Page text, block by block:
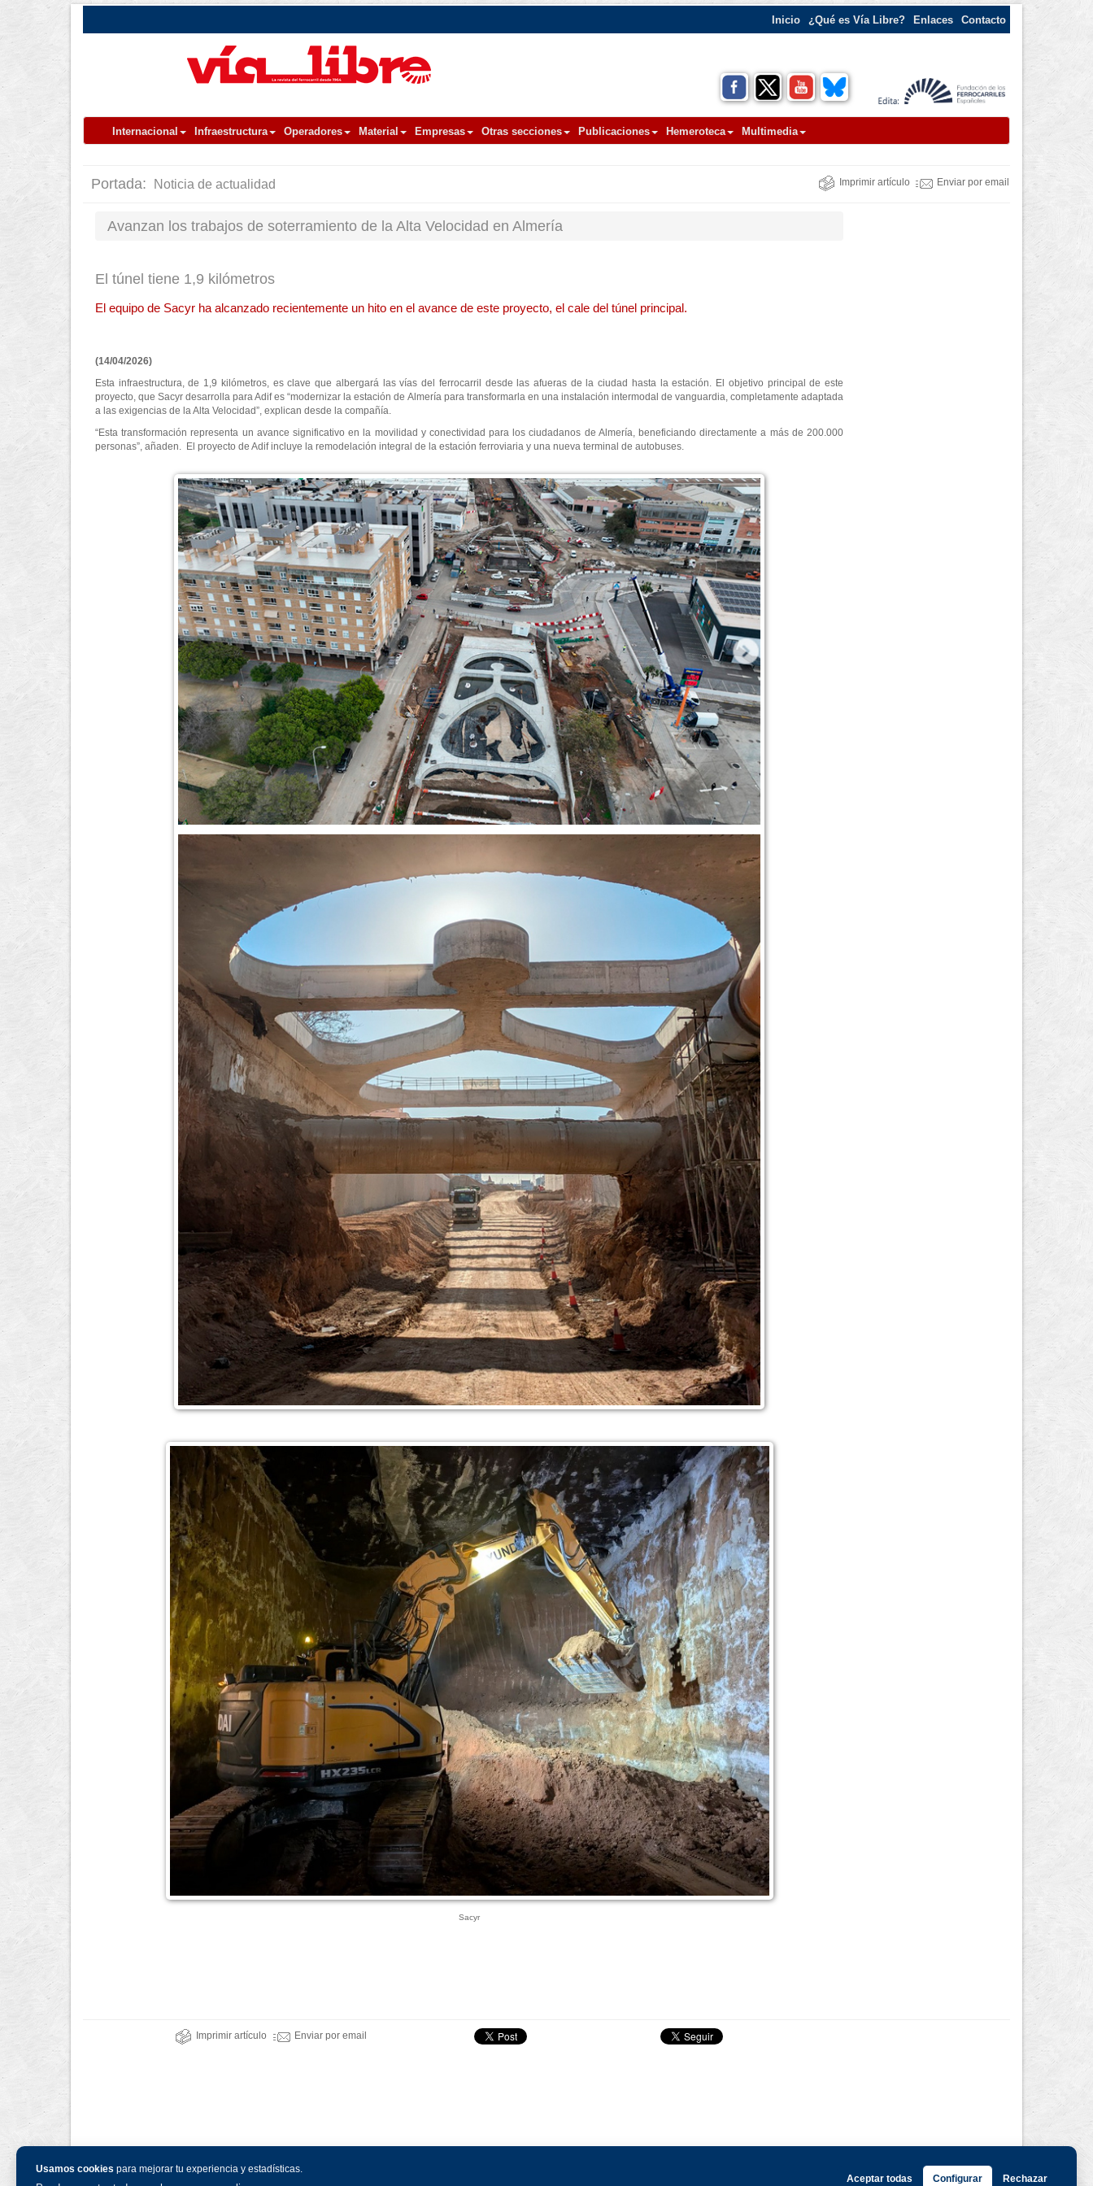
Usamos cookies para mejorar tu experiencia y estadísticas.
Aceptar todas Configurar Rechazar
Inicio ¿Qué es Vía Libre? Enlaces Contacto
Internacional Infraestructura Operadores Material Empresas Otras secciones Publicaciones Hemeroteca Multimedia
Portada: Noticia de actualidad Imprimir artículo Enviar por email
Avanzan los trabajos de soterramiento de la Alta Velocidad en Almería
El túnel tiene 1,9 kilómetros
El equipo de Sacyr ha alcanzado recientemente un hito en el avance de este proyecto, el cale del túnel principal.
(14/04/2026)
Esta infraestructura, de 1,9 kilómetros, es clave que albergará las vías del ferrocarril desde las afueras de la ciudad hasta la estación. El objetivo principal de este
proyecto, que Sacyr desarrolla para Adif es “modernizar la estación de Almería para transformarla en una instalación intermodal de vanguardia, completamente adaptada
a las exigencias de la Alta Velocidad”, explican desde la compañía.
“Esta transformación representa un avance significativo en la movilidad y conectividad para los ciudadanos de Almería, beneficiando directamente a más de 200.000
personas”, añaden. El proyecto de Adif incluye la remodelación integral de la estación ferroviaria y una nueva terminal de autobuses.
Sacyr
Imprimir artículo Enviar por email